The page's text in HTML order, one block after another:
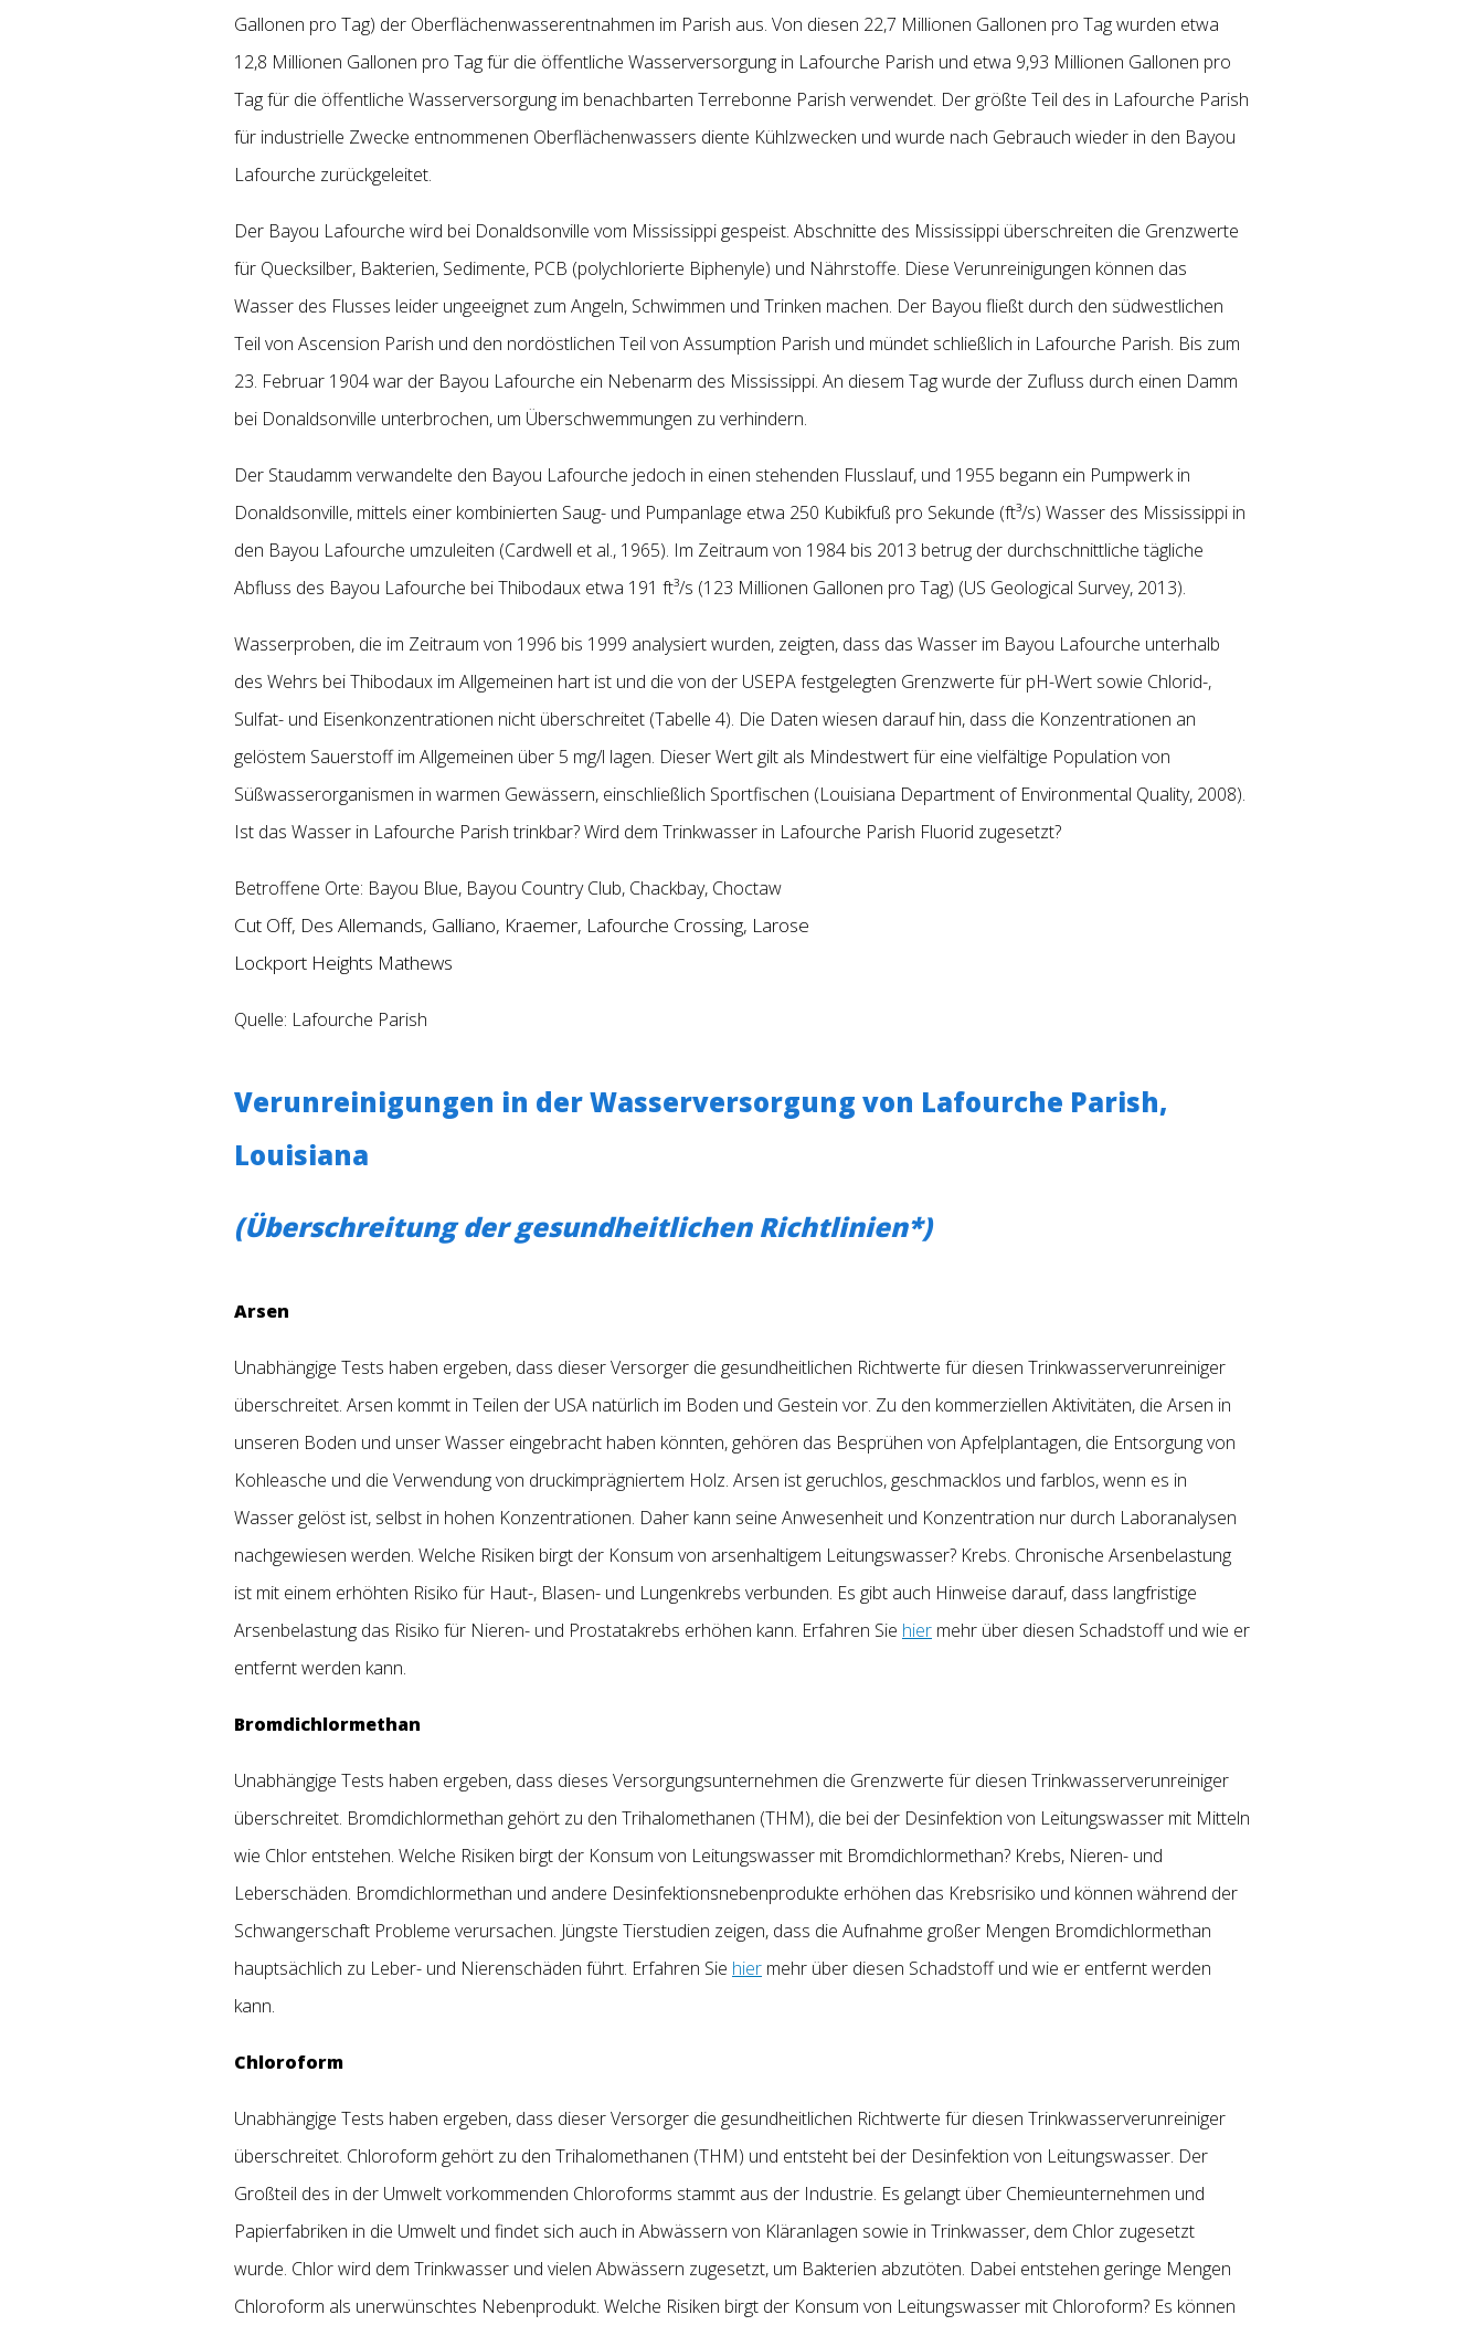
Gallonen pro Tag) der Oberflächenwasserentnahmen im Parish aus. Von diesen 22,7 Millionen Gallonen pro Tag wurden etwa
12,8 Millionen Gallonen pro Tag für die öffentliche Wasserversorgung in Lafourche Parish und etwa 9,93 Millionen Gallonen pro
Tag für die öffentliche Wasserversorgung im benachbarten Terrebonne Parish verwendet. Der größte Teil des in Lafourche Parish
für industrielle Zwecke entnommenen Oberflächenwassers diente Kühlzwecken und wurde nach Gebrauch wieder in den Bayou
Lafourche zurückgeleitet.
Der Bayou Lafourche wird bei Donaldsonville vom Mississippi gespeist. Abschnitte des Mississippi überschreiten die Grenzwerte
für Quecksilber, Bakterien, Sedimente, PCB (polychlorierte Biphenyle) und Nährstoffe. Diese Verunreinigungen können das
Wasser des Flusses leider ungeeignet zum Angeln, Schwimmen und Trinken machen. Der Bayou fließt durch den südwestlichen
Teil von Ascension Parish und den nordöstlichen Teil von Assumption Parish und mündet schließlich in Lafourche Parish. Bis zum
23. Februar 1904 war der Bayou Lafourche ein Nebenarm des Mississippi. An diesem Tag wurde der Zufluss durch einen Damm
bei Donaldsonville unterbrochen, um Überschwemmungen zu verhindern.
Der Staudamm verwandelte den Bayou Lafourche jedoch in einen stehenden Flusslauf, und 1955 begann ein Pumpwerk in
Donaldsonville, mittels einer kombinierten Saug- und Pumpanlage etwa 250 Kubikfuß pro Sekunde (ft³/s) Wasser des Mississippi in
den Bayou Lafourche umzuleiten (Cardwell et al., 1965). Im Zeitraum von 1984 bis 2013 betrug der durchschnittliche tägliche
Abfluss des Bayou Lafourche bei Thibodaux etwa 191 ft³/s (123 Millionen Gallonen pro Tag) (US Geological Survey, 2013).
Wasserproben, die im Zeitraum von 1996 bis 1999 analysiert wurden, zeigten, dass das Wasser im Bayou Lafourche unterhalb
des Wehrs bei Thibodaux im Allgemeinen hart ist und die von der USEPA festgelegten Grenzwerte für pH-Wert sowie Chlorid-,
Sulfat- und Eisenkonzentrationen nicht überschreitet (Tabelle 4). Die Daten wiesen darauf hin, dass die Konzentrationen an
gelöstem Sauerstoff im Allgemeinen über 5 mg/l lagen. Dieser Wert gilt als Mindestwert für eine vielfältige Population von
Süßwasserorganismen in warmen Gewässern, einschließlich Sportfischen (Louisiana Department of Environmental Quality, 2008).
Ist das Wasser in Lafourche Parish trinkbar? Wird dem Trinkwasser in Lafourche Parish Fluorid zugesetzt?
Betroffene Orte: Bayou Blue, Bayou Country Club, Chackbay, Choctaw
Cut Off, Des Allemands, Galliano, Kraemer, Lafourche Crossing, Larose
Lockport Heights Mathews
Quelle: Lafourche Parish
Verunreinigungen in der Wasserversorgung von Lafourche Parish,
Louisiana
(Überschreitung der gesundheitlichen Richtlinien*)
Arsen
Unabhängige Tests haben ergeben, dass dieser Versorger die gesundheitlichen Richtwerte für diesen Trinkwasserverunreiniger
überschreitet. Arsen kommt in Teilen der USA natürlich im Boden und Gestein vor. Zu den kommerziellen Aktivitäten, die Arsen in
unseren Boden und unser Wasser eingebracht haben könnten, gehören das Besprühen von Apfelplantagen, die Entsorgung von
Kohleasche und die Verwendung von druckimprägniertem Holz. Arsen ist geruchlos, geschmacklos und farblos, wenn es in
Wasser gelöst ist, selbst in hohen Konzentrationen. Daher kann seine Anwesenheit und Konzentration nur durch Laboranalysen
nachgewiesen werden. Welche Risiken birgt der Konsum von arsenhaltigem Leitungswasser? Krebs. Chronische Arsenbelastung
ist mit einem erhöhten Risiko für Haut-, Blasen- und Lungenkrebs verbunden. Es gibt auch Hinweise darauf, dass langfristige
Arsenbelastung das Risiko für Nieren- und Prostatakrebs erhöhen kann. Erfahren Sie hier mehr über diesen Schadstoff und wie er
entfernt werden kann.
Bromdichlormethan
Unabhängige Tests haben ergeben, dass dieses Versorgungsunternehmen die Grenzwerte für diesen Trinkwasserverunreiniger
überschreitet. Bromdichlormethan gehört zu den Trihalomethanen (THM), die bei der Desinfektion von Leitungswasser mit Mitteln
wie Chlor entstehen. Welche Risiken birgt der Konsum von Leitungswasser mit Bromdichlormethan? Krebs, Nieren- und
Leberschäden. Bromdichlormethan und andere Desinfektionsnebenprodukte erhöhen das Krebsrisiko und können während der
Schwangerschaft Probleme verursachen. Jüngste Tierstudien zeigen, dass die Aufnahme großer Mengen Bromdichlormethan
hauptsächlich zu Leber- und Nierenschäden führt. Erfahren Sie hier mehr über diesen Schadstoff und wie er entfernt werden
kann.
Chloroform
Unabhängige Tests haben ergeben, dass dieser Versorger die gesundheitlichen Richtwerte für diesen Trinkwasserverunreiniger
überschreitet. Chloroform gehört zu den Trihalomethanen (THM) und entsteht bei der Desinfektion von Leitungswasser. Der
Großteil des in der Umwelt vorkommenden Chloroforms stammt aus der Industrie. Es gelangt über Chemieunternehmen und
Papierfabriken in die Umwelt und findet sich auch in Abwässern von Kläranlagen sowie in Trinkwasser, dem Chlor zugesetzt
wurde. Chlor wird dem Trinkwasser und vielen Abwässern zugesetzt, um Bakterien abzutöten. Dabei entstehen geringe Mengen
Chloroform als unerwünschtes Nebenprodukt. Welche Risiken birgt der Konsum von Leitungswasser mit Chloroform? Es können